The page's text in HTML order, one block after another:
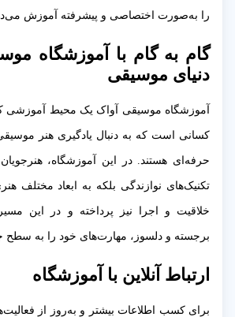
را به‌صورت اختصاصی و پیشرفته آموزش
گام به گام با آموزشگاه
دنیای موسیقی
آموزشگاه موسیقی آواک یک محیط آموزشی
کسانی است که به دنبال یادگیری هنر
حرفه‌ای هستند. در این آموزشگاه، هنرجویان
تکنیک‌های نوازندگی بلکه به ابعاد مختلف
خلاقیت و اجرا نیز پرداخته و در این مسیر
برجسته و دلسوز، مهارت‌های خود را به سطح
ارتباط آنلاین با آموزشگاه
برای کسب اطلاعات بیشتر و به‌روز از